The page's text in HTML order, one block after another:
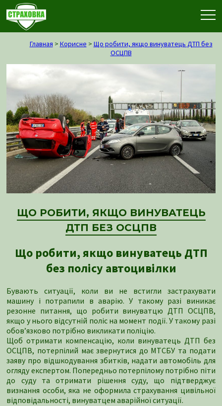
Главная > Корисне > Що робити, якщо винуватець ДТП без
ОСЦПВ
ЩО РОБИТИ, ЯКЩО ВИНУВАТЕЦЬ
ДТП БЕЗ ОСЦПВ
Що робити, якщо винуватець ДТП
без полісу автоцивілки
Бувають ситуації, коли ви не встигли застрахувати
машину і потрапили в аварію. У такому разі виникає
резонне питання, що робити винуватцю ДТП ОСЦПВ,
якщо у нього відсутній поліс на момент події. У такому разі
обов’язково потрібно викликати поліцію.
Щоб отримати компенсацію, коли винуватець ДТП без
ОСЦПВ, потерпілий має звернутися до МТСБУ та подати
заяву про відшкодування збитків, надати автомобіль для
огляду експертом. Попередньо потерпілому потрібно піти
до суду та отримати рішення суду, що підтверджує
визнання особи, яка не оформила страхування цивільної
відповідальності, винуватцем аварійної ситуації.